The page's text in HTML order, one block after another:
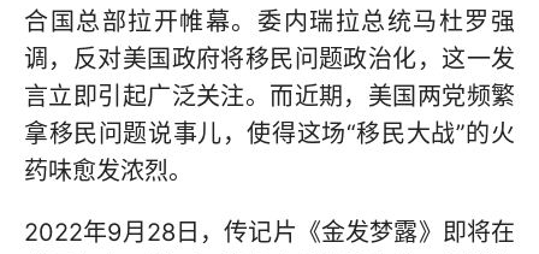
合国总部拉开帷幕。委内瑞拉总统马杜罗强
调，反对美国政府将移民问题政治化，这一发
言立即引起广泛关注。而近期，美国两党频繁
拿移民问题说事儿，使得这场“移民大战”的火
药味愈发浓烈。
2022年9月28日，传记片《金发梦露》即将在